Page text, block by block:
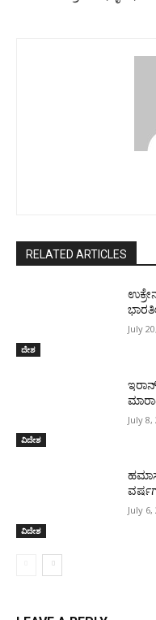
RELATED ARTICLES
ದೇಶ
July
ವಿದೇಶ
July 8,
ವಿದೇಶ
July 6,